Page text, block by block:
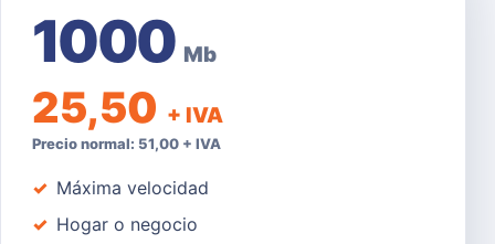
1000 Mb
25,50 + IVA
Precio normal: 51,00 + IVA
Máxima velocidad
Hogar o negocio